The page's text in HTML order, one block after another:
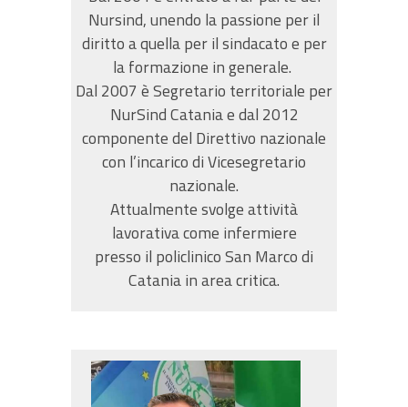
Nursind, unendo la passione per il
diritto a quella per il sindacato e per
la formazione in generale.
Dal 2007 è Segretario territoriale per
NurSind Catania e dal 2012
componente del Direttivo nazionale
con l’incarico di Vicesegretario
nazionale.
Attualmente svolge attività
lavorativa come infermiere
presso il policlinico San Marco di
Catania in area critica.